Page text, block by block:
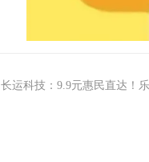
长运科技：9.9元惠民直达！